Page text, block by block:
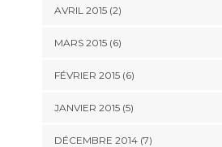
AVRIL 2015(2)
MARS 2015(6)
FÉVRIER 2015(6)
JANVIER 2015(5)
DÉCEMBRE 2014(7)